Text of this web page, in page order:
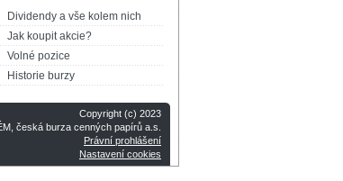
Dividendy a vše kolem nich
Jak koupit akcie?
Volné pozice
Historie burzy
Copyright (c) 2023
česká burza cenných papírů a.s.
Právní prohlášení
Nastavení cookies